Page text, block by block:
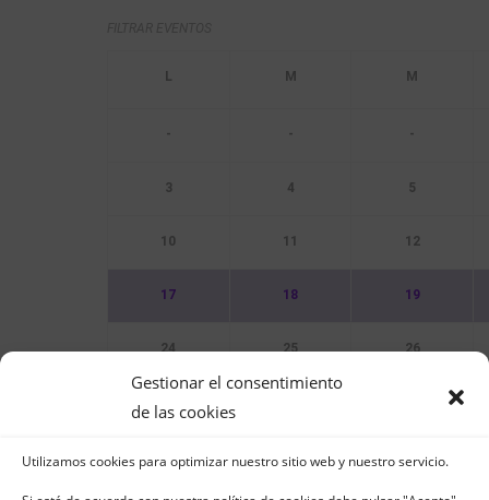
Gestionar el consentimiento
de las cookies
Utilizamos cookies para optimizar nuestro sitio web y nuestro servicio.
- - -
3 4 5
10 11 12
17 18 19
24 25 26
Sin Eventos